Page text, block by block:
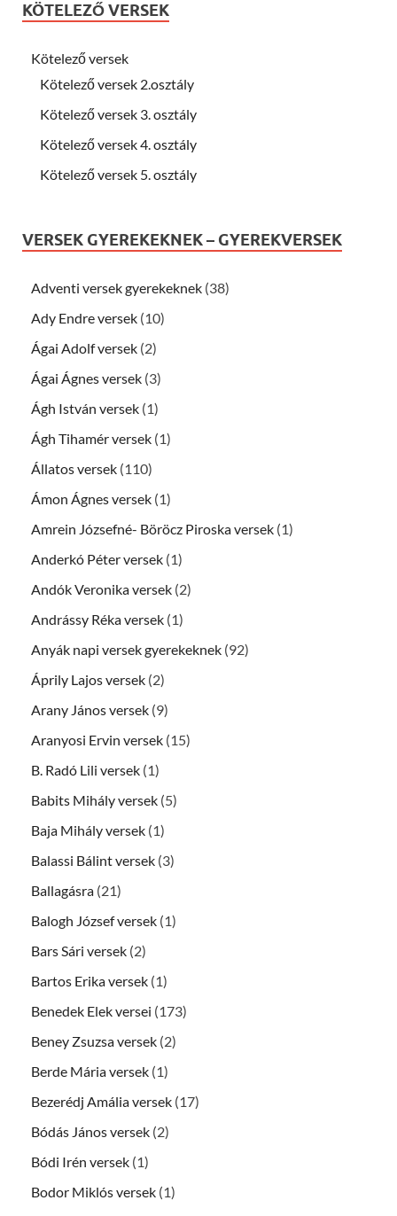
KÖTELEZŐ VERSEK
Kötelező versek
Kötelező versek 2.osztály
Kötelező versek 3. osztály
Kötelező versek 4. osztály
Kötelező versek 5. osztály
VERSEK GYEREKEKNEK – GYEREKVERSEK
Adventi versek gyerekeknek (38)
Ady Endre versek (10)
Ágai Adolf versek (2)
Ágai Ágnes versek (3)
Ágh István versek (1)
Ágh Tihamér versek (1)
Állatos versek (110)
Ámon Ágnes versek (1)
Amrein Józsefné- Böröcz Piroska versek (1)
Anderkó Péter versek (1)
Andók Veronika versek (2)
Andrássy Réka versek (1)
Anyák napi versek gyerekeknek (92)
Áprily Lajos versek (2)
Arany János versek (9)
Aranyosi Ervin versek (15)
B. Radó Lili versek (1)
Babits Mihály versek (5)
Baja Mihály versek (1)
Balassi Bálint versek (3)
Ballagásra (21)
Balogh József versek (1)
Bars Sári versek (2)
Bartos Erika versek (1)
Benedek Elek versei (173)
Beney Zsuzsa versek (2)
Berde Mária versek (1)
Bezerédj Amália versek (17)
Bódás János versek (2)
Bódi Irén versek (1)
Bodor Miklós versek (1)